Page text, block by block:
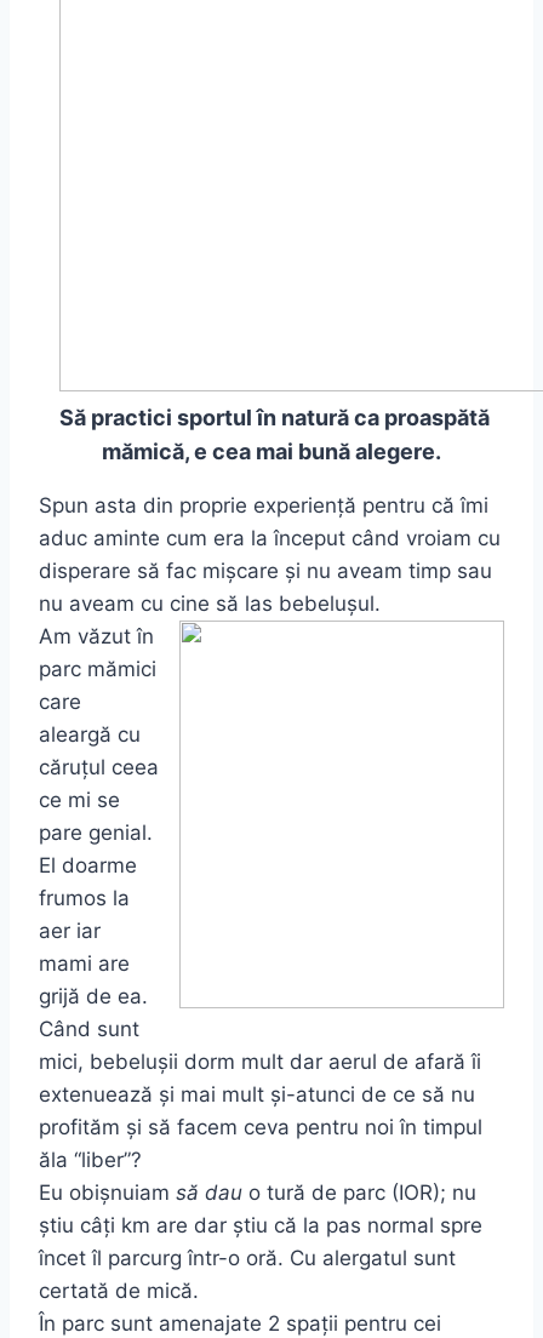
Să practici sportul în natură ca proaspătă
mămică, e cea mai bună alegere.
Spun asta din proprie experiență pentru că îmi
aduc aminte cum era la început când vroiam cu
disperare să fac mișcare și nu aveam timp sau
nu aveam cu cine să las bebelușul.
Am văzut în
parc mămici
care
aleargă cu
căruțul ceea
ce mi se
pare genial.
El doarme
frumos la
aer iar
mami are
grijă de ea.
Când sunt
mici, bebelușii dorm mult dar aerul de afară îi
extenuează și mai mult și-atunci de ce să nu
profităm și să facem ceva pentru noi în timpul
ăla “liber”?
Eu obișnuiam să dau o tură de parc (IOR); nu
știu câți km are dar știu că la pas normal spre
încet îl parcurg într-o oră. Cu alergatul sunt
certată de mică.
În parc sunt amenajate 2 spații pentru cei